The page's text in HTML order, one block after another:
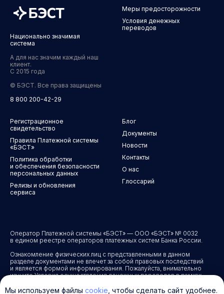
Мы используем файлы cookie , чтобы сделать сайт удобнее.
Национально значимая
система
А для нас значим каждый наш
клиент.
С 2015 года
© БЭСТ. Все права защищены
8 800 200-42-29
Меры предосторожности
Условия денежных
переводов
Регистрационное
свидетельство
Правила Платежной системы
«БЭСТ»
Политика обработки
и обеспечения безопасности
персональных данных
Релизы и обновления
сервиса
Блог
Документы
Новости
Контакты
О нас
Глоссарий
Оператор Платежной системы «БЭСТ» — ООО «БЭСТ» № 0032
в едином реестре операторов платежных систем Банка России.
Ознакомление физических лиц с представленными в данном
разделе документами не влечет за собой правовых последствий
и является формой информирования. Пожалуйста, внимательно
изучите Условия осуществления денежных переводов в рамках
подразумевает Ваше полное согласие со всеми условиями